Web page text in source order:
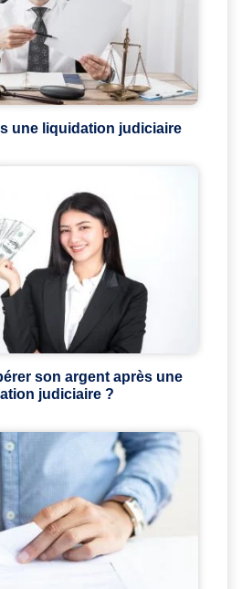
une liquidation judiciaire
son argent après une
judiciaire ?